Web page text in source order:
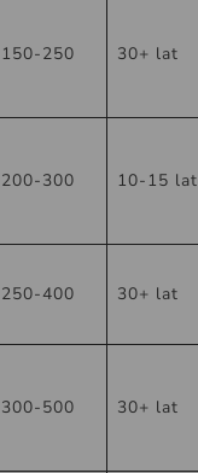
150-250 30+ lat
200-300 10-15 lat
250-400 30+ lat
300-500 30+ lat